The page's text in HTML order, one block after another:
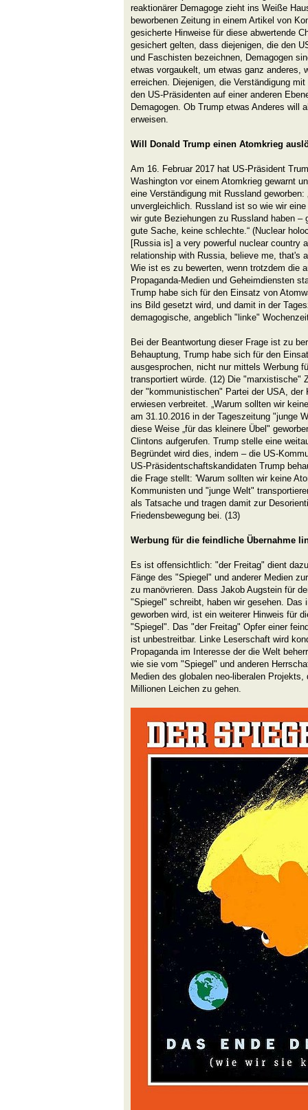
reaktionärer Demagoge zieht ins Weiße
beworbenen Zeitung in einem Artikel von
gesicherte Hinweise für diese abwertende
gesichert gelten, dass diejenigen, die den
und Faschisten bezeichnen, Demagogen
etwas vorgaukelt, um etwas ganz anderes,
erreichen. Diejenigen, die Verständigung
den US-Präsidenten auf einer anderen
Demagogen. Ob Trump etwas Anderes will
erweisen.
Will Donald Trump einen Atomkrieg
Am 16. Februar 2017 hat US-Präsident
Washington vor einem Atomkrieg gewarnt
eine Verständigung mit Russland
unvergleichlich. Russland ist so wie wir
wir gute Beziehungen zu Russland haben –
gute Sache, keine schlechte.“ (Nuclear
[Russia is] a very powerful nuclear country
relationship with Russia, believe me, that's
Wie ist es zu bewerten, wenn trotzdem die
Propaganda-Medien und Geheimdiensten
Trump habe sich für den Einsatz von
ins Bild gesetzt wird, und damit in der
demagogische, angeblich "linke"
Bei der Beantwortung dieser Frage ist zu
Behauptung, Trump habe sich für den
ausgesprochen, nicht nur mittels Werbung
transportiert würde. (12) Die "marxistische"
der "kommunistischen" Partei der USA, der
erwiesen verbreitet. „Warum sollten wir
am 31.10.2016 in der Tageszeitung "junge
diese Weise „für das kleinere Übel"
Clintons aufgerufen. Trump stelle eine
Begründet wird dies, indem – die US-
US-Präsidentschaftskandidaten Trump
die Frage stellt: 'Warum sollten wir keine
Kommunisten und "junge Welt"
als Tatsache und tragen damit zur
Friedensbewegung bei. (13)
Werbung für die feindliche Übernahme
Es ist offensichtlich: "der Freitag" dient
Fänge des "Spiegel" und anderer Medien
zu manövrieren. Dass Jakob Augstein für
"Spiegel" schreibt, haben wir gesehen. Das
geworben wird, ist ein weiterer Hinweis für
"Spiegel". Das "der Freitag" Opfer einer
ist unbestreitbar. Linke Leserschaft wird
Propaganda im Interesse der die Welt
wie sie vom "Spiegel" und anderen
Medien des globalen neo-liberalen
Millionen Leichen zu gehen.